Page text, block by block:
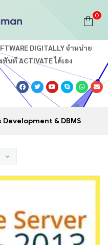
0
DIGITALLY จำหน่าย
ที ACTIVATE ได้เอง
Development & DBMS